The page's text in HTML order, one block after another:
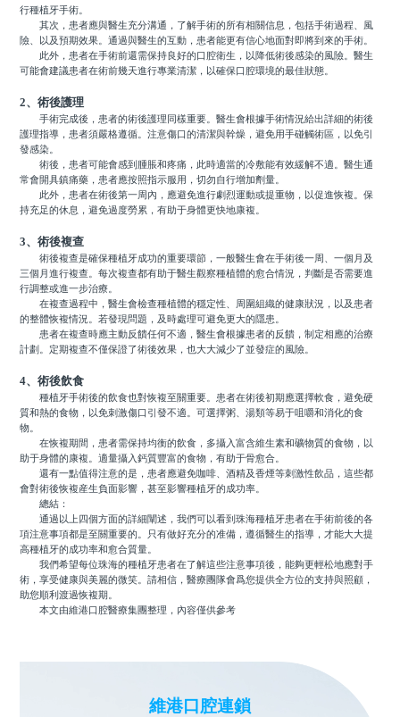
行種植牙手術。
其次，患者應與醫生充分溝通，了解手術的所有相關信息，包括手術過程、風
險、以及預期效果。通過與醫生的互動，患者能更有信心地面對即將到來的手術。
此外，患者在手術前還需保持良好的口腔衛生，以降低術後感染的風險。醫生
可能會建議患者在術前幾天進行專業清潔，以確保口腔環境的最佳狀態。
2、術後護理
手術完成後，患者的術後護理同樣重要。醫生會根據手術情況給出詳細的術後
護理指導，患者須嚴格遵循。注意傷口的清潔與幹燥，避免用手碰觸術區，以免引
發感染。
術後，患者可能會感到腫脹和疼痛，此時適當的冷敷能有效緩解不適。醫生通
常會開具鎮痛藥，患者應按照指示服用，切勿自行增加劑量。
此外，患者在術後第一周內，應避免進行劇烈運動或提重物，以促進恢複。保
持充足的休息，避免過度勞累，有助于身體更快地康複。
3、術後複查
術後複查是確保種植牙成功的重要環節，一般醫生會在手術後一周、一個月及
三個月進行複查。每次複查都有助于醫生觀察種植體的愈合情況，判斷是否需要進
行調整或進一步治療。
在複查過程中，醫生會檢查種植體的穩定性、周圍組織的健康狀況，以及患者
的整體恢複情況。若發現問題，及時處理可避免更大的隱患。
患者在複查時應主動反饋任何不適，醫生會根據患者的反饋，制定相應的治療
計劃。定期複查不僅保證了術後效果，也大大減少了並發症的風險。
4、術後飲食
種植牙手術後的飲食也對恢複至關重要。患者在術後初期應選擇軟食，避免硬
質和熱的食物，以免刺激傷口引發不適。可選擇粥、湯類等易于咀嚼和消化的食
物。
在恢複期間，患者需保持均衡的飲食，多攝入富含維生素和礦物質的食物，以
助于身體的康複。適量攝入鈣質豐富的食物，有助于骨愈合。
還有一點值得注意的是，患者應避免咖啡、酒精及香煙等刺激性飲品，這些都
會對術後恢複産生負面影響，甚至影響種植牙的成功率。
總結：
通過以上四個方面的詳細闡述，我們可以看到珠海種植牙患者在手術前後的各
項注意事項都是至關重要的。只有做好充分的准備，遵循醫生的指導，才能大大提
高種植牙的成功率和愈合質量。
我們希望每位珠海的種植牙患者在了解這些注意事項後，能夠更輕松地應對手
術，享受健康與美麗的微笑。請相信，醫療團隊會爲您提供全方位的支持與照顧，
助您順利渡過恢複期。
本文由維港口腔醫療集團整理，內容僅供參考
維港口腔連鎖